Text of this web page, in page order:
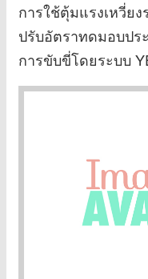
การใช้ตุ้มแรงเหวี่ย
ปรับอัตราทดมอบปร
การขับขี่โดยระบบ